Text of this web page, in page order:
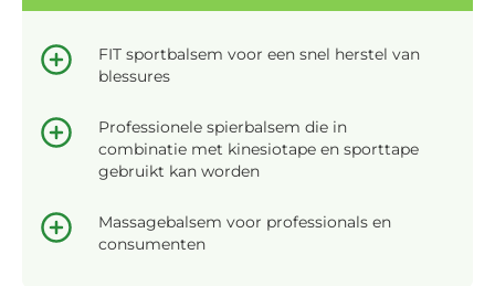
FIT sportbalsem voor een snel herstel van
blessures
Professionele spierbalsem die in
combinatie met kinesiotape en sporttape
gebruikt kan worden
Massagebalsem voor professionals en
consumenten